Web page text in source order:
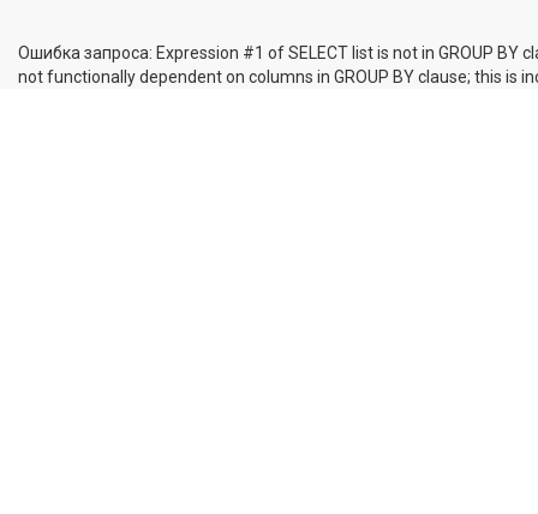
Ошибка запроса: Expression #1 of SELECT list is not in GROUP
not functionally dependent on columns in GROUP BY clause; this is